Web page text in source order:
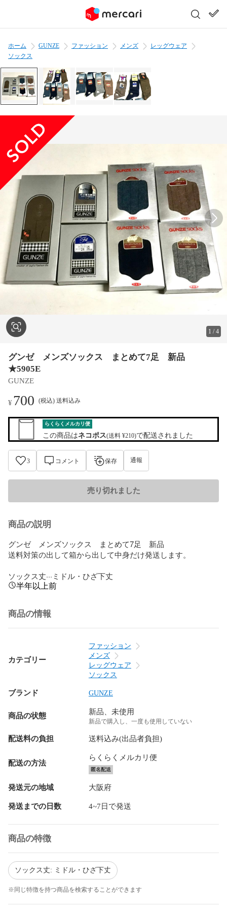
ホーム GUNZE ファッション メンズ
レッグウェア
ソックス
1 /4
グンゼ メンズソックス まとめて7足 新品
★5905E
GUNZE
¥700 (税込) 送料込み
らくらくメルカリ便
この商品はネコポス(送料 ¥210)で配送されました
3 コメント 保存 通報
売り切れました
商品の説明
グンゼ　メンズソックス　まとめて7足　新品
送料対策の出して箱から出して中身だけ発送します。
ソックス丈···ミドル・ひざ下丈
半年以上前
商品の情報
カテゴリー
ファッション
メンズ
レッグウェア
ソックス
ブランド GUNZE
商品の状態 新品、未使用
新品で購入し、一度も使用していない
配送料の負担 送料込み(出品者負担)
配送の方法
らくらくメルカリ便
匿名配送
発送元の地域 大阪府
発送までの日数 4~7日で発送
商品の特徴
ソックス丈: ミドル・ひざ下丈
※同じ特徴を持つ商品を検索することができます